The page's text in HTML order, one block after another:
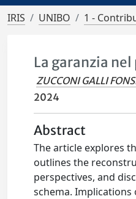
IRIS UNIBO 1 -
La garanzia nel
ZUCCONI GALLI
2024
Abstract
The article explores
outlines the
perspectives, and
schema. Implications